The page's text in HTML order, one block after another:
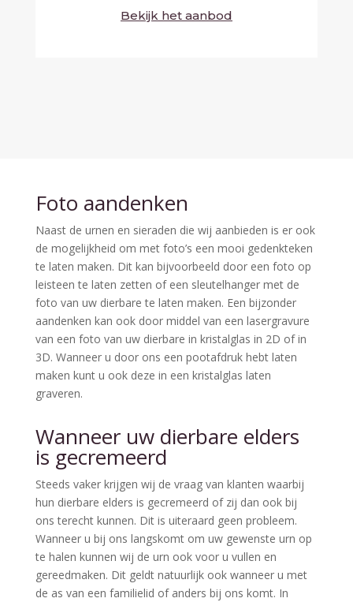
Bekijk het aanbod
Foto aandenken
Naast de urnen en sieraden die wij aanbieden is er ook
de mogelijkheid om met foto’s een mooi gedenkteken
te laten maken. Dit kan bijvoorbeeld door een foto op
leisteen te laten zetten of een sleutelhanger met de
foto van uw dierbare te laten maken. Een bijzonder
aandenken kan ook door middel van een lasergravure
van een foto van uw dierbare in kristalglas in 2D of in
3D. Wanneer u door ons een pootafdruk hebt laten
maken kunt u ook deze in een kristalglas laten
graveren.
Wanneer uw dierbare elders
is gecremeerd
Steeds vaker krijgen wij de vraag van klanten waarbij
hun dierbare elders is gecremeerd of zij dan ook bij
ons terecht kunnen. Dit is uiteraard geen probleem.
Wanneer u bij ons langskomt om uw gewenste urn op
te halen kunnen wij de urn ook voor u vullen en
gereedmaken. Dit geldt natuurlijk ook wanneer u met
de as van een familielid of anders bij ons komt. In